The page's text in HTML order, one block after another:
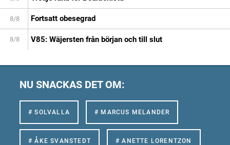
8/8 Fortsatt obesegrad
8/8 V85: Wäjersten från början och till slut
NU SNACKAS DET OM:
# SOLVALLA # MARCUS MELANDER
# ÅKE SVANSTEDT # ANETTE LORENTZON